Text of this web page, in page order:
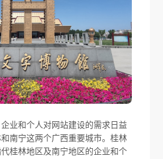
业和个人对网站建设的需求日益
南宁这两个广西重要城市。桂林
桂林地区及南宁地区的企业和个